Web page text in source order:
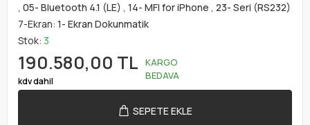
, 05- Bluetooth 4.1 (LE) , 14- MFI for iPhone , 23- Seri (RS232)
7-Ekran: 1- Ekran Dokunmatik
Stok: 3
190.580,00 TL
kdv dahil
KARGO
BEDAVA
SEPETE EKLE